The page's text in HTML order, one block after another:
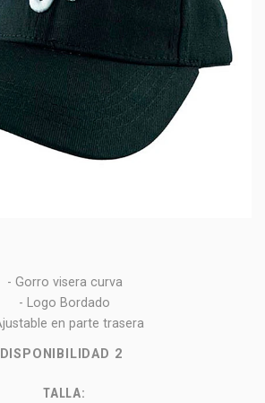
- Gorro visera curva
- Logo Bordado
en parte trasera
DISPONIBILIDAD 2
TALLA: